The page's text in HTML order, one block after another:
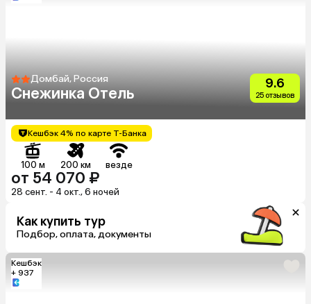
Домбай, Россия
Снежинка Отель
9.6
25 отзывов
Кешбэк 4% по карте Т-Банка
100 м 200 км везде
от 54 070 ₽
28 сент. - 4 окт., 6 ночей
Как купить тур
Подбор, оплата, документы
Кешбэк
+ 937